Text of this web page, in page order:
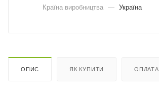
Країна виробництва — Україна
ОПИС ЯК КУПИТИ ОПЛАТА